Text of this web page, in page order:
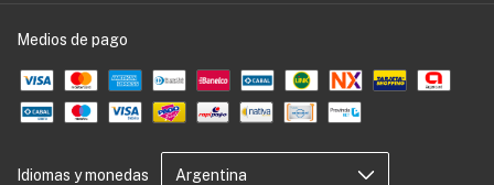
Medios de pago
Idiomas y monedas